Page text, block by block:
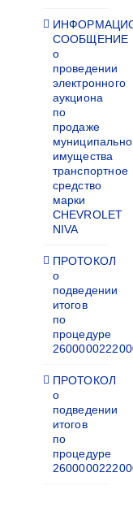
СООБЩЕНИЕ
о
проведении
электронного
аукциона
по
продаже
имущества
транспортное
средство
марки
CHEVROLET
NIVA
ПРОТОКОЛ
о
подведении
итогов
по
процедуре
ПРОТОКОЛ
о
подведении
итогов
по
процедуре